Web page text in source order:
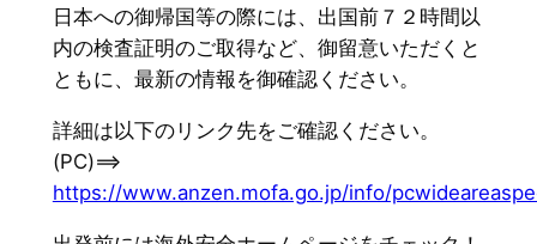
日本への御帰国等の際には、出国前７２時間以
内の検査証明のご取得など、御留意いただくと
ともに、最新の情報を御確認ください。
詳細は以下のリンク先をご確認ください。
(PC)==>
https://www.anzen.mofa.go.jp/info/